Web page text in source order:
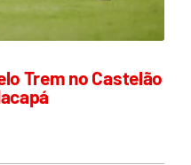
Trem no Castelão